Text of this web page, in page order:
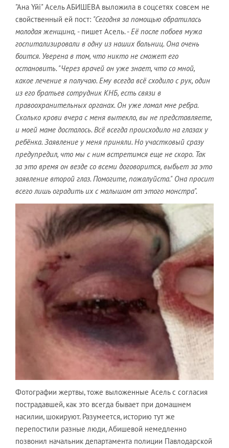
"Ана Үйі" Асель АБИШЕВА выложила в соцсетях совсем не
свойственный ей пост: "Сегодня за помощью обратилась
молодая женщина, - пишет Асель. - Её после побоев мужа
госпитализировали в одну из наших больниц. Она очень
боится. Уверена в том, что никто не сможет его
остановить. "Через врачей он уже знает, что со мной,
какое лечение я получаю. Ему всегда всё сходило с рук, один
из его братьев сотрудник КНБ, есть связи в
правоохранительных органах. Он уже ломал мне ребра.
Сколько крови вчера с меня вытекло, вы не представляете,
и моей маме досталось. Всё всегда происходило на глазах у
ребёнка. Заявление у меня приняли. Но участковый сразу
предупредил, что мы с ним встретимся еще не скоро. Так
за это время он везде со всеми договорится, выбьет за это
заявление второй глаз. Помогите, пожалуйста." Она просит
всего лишь оградить их с малышом от этого монстра".
Фотографии жертвы, тоже выложенные Асель с согласия
пострадавшей, как это всегда бывает при домашнем
насилии, шокируют. Разумеется, историю тут же
перепостили разные люди, Абишевой немедленно
позвонил начальник департамента полиции Павлодарской